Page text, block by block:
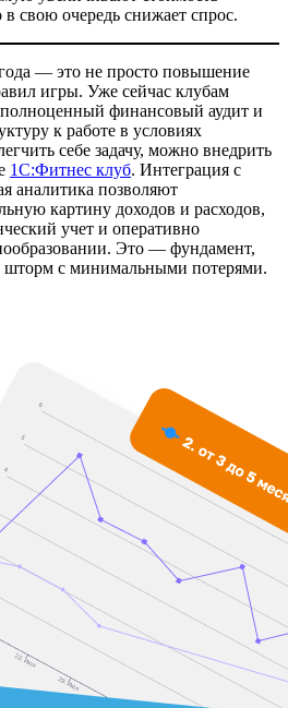
свою очередь снижает спрос.
— это не просто повышение
игры. Уже сейчас клубам
финансовый аудит и
к работе в условиях
себе задачу, можно внедрить
1С:Фитнес клуб. Интеграция с
аналитика позволяют
картину доходов и расходов,
учет и оперативно
Это — фундамент,
с минимальными потерями.